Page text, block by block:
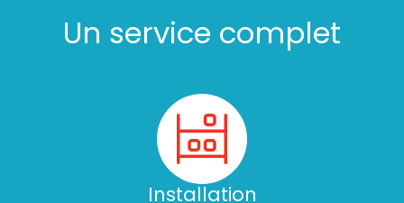
Un service complet
Installation